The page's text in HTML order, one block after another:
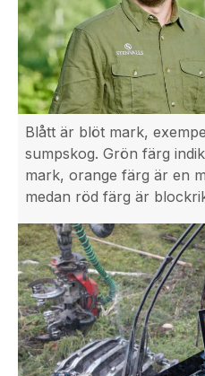
Blått är blöt mark,
sumpskog. Grön färg
mark, orange färg är en
medan röd färg är